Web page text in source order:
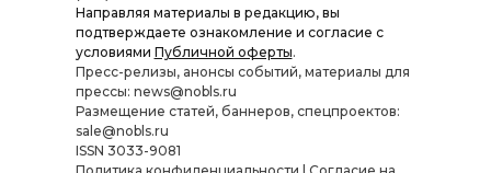
Направляя материалы в редакцию, вы
подтверждаете ознакомление и согласие с
условиями Публичной оферты.
Пресс-релизы, анонсы событий, материалы для
прессы: news@nobls.ru
Размещение статей, баннеров, спецпроектов:
sale@nobls.ru
ISSN 3033-9081
Политика конфиденциальности | Согласие на